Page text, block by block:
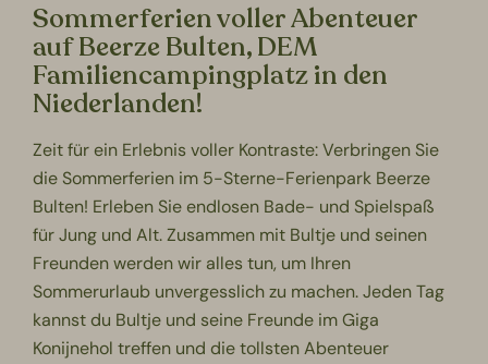
Sommerferien voller Abenteuer
auf Beerze Bulten, DEM
Familiencampingplatz in den
Niederlanden!
Zeit für ein Erlebnis voller Kontraste: Verbringen Sie
die Sommerferien im 5-Sterne-Ferienpark Beerze
Bulten! Erleben Sie endlosen Bade- und Spielspaß
für Jung und Alt. Zusammen mit Bultje und seinen
Freunden werden wir alles tun, um Ihren
Sommerurlaub unvergesslich zu machen. Jeden Tag
kannst du Bultje und seine Freunde im Giga
Konijnehol treffen und die tollsten Abenteuer